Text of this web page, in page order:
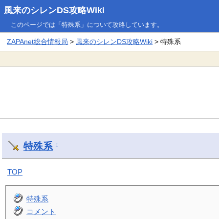
風来のシレンDS攻略Wiki
このページでは「特殊系」について攻略しています。
ZAPAnet総合情報局 > 風来のシレンDS攻略Wiki > 特殊系
特殊系 †
TOP
特殊系
コメント